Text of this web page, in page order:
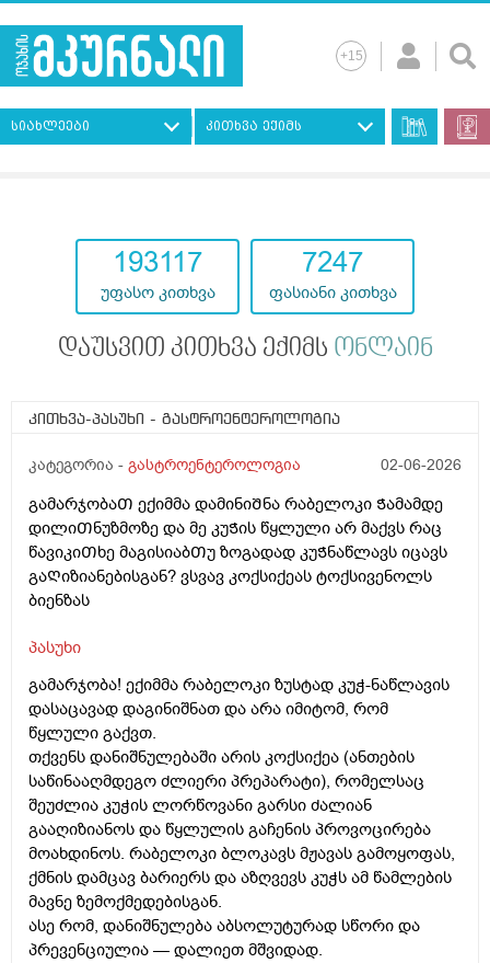
სიახლეები კითხვა ექიმს
193117
უფასო კითხვა
7247
ფასიანი კითხვა
დაუსვით კითხვა ექიმს ონლაინ
კითხვა-პასუხი - გასტროენტეროლოგია
კატეგორია - გასტროენტეროლოგია 02-06-2026
გამარჯობაᲗ ექიმმა დამინიᲨნა რაბელოკი Ჭამამდე
დილიᲗნუზმოზე და მე კუᲭის წყლული არ მაქვს რაც
წავიკიᲗხე მაგისიაბᲗუ ზოგადად კუᲭნაწლავს იცავს
გაᲦიზიანებისგან? ვსვავ კოქსიქეას ტოქსივენოლს
ბიენზას
პასუხი
გამარჯობა! ექიმმა რაბელოკი ზუსტად კუჭ-ნაწლავის
დასაცავად დაგინიშნათ და არა იმიტომ, რომ
წყლული გაქვთ.
თქვენს დანიშნულებაში არის კოქსიქეა (ანთების
საწინააღმდეგო ძლიერი პრეპარატი), რომელსაც
შეუძლია კუჭის ლორწოვანი გარსი ძალიან
გააღიზიანოს და წყლულის გაჩენის პროვოცირება
მოახდინოს. რაბელოკი ბლოკავს მჟავას გამოყოფას,
ქმნის დამცავ ბარიერს და აზღვევს კუჭს ამ წამლების
მავნე ზემოქმედებისგან.
ასე რომ, დანიშნულება აბსოლუტურად სწორი და
პრევენციულია — დალიეთ მშვიდად.